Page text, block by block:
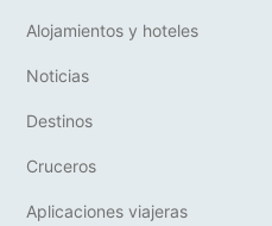
Alojamientos y hoteles
Noticias
Destinos
Cruceros
Aplicaciones viajeras